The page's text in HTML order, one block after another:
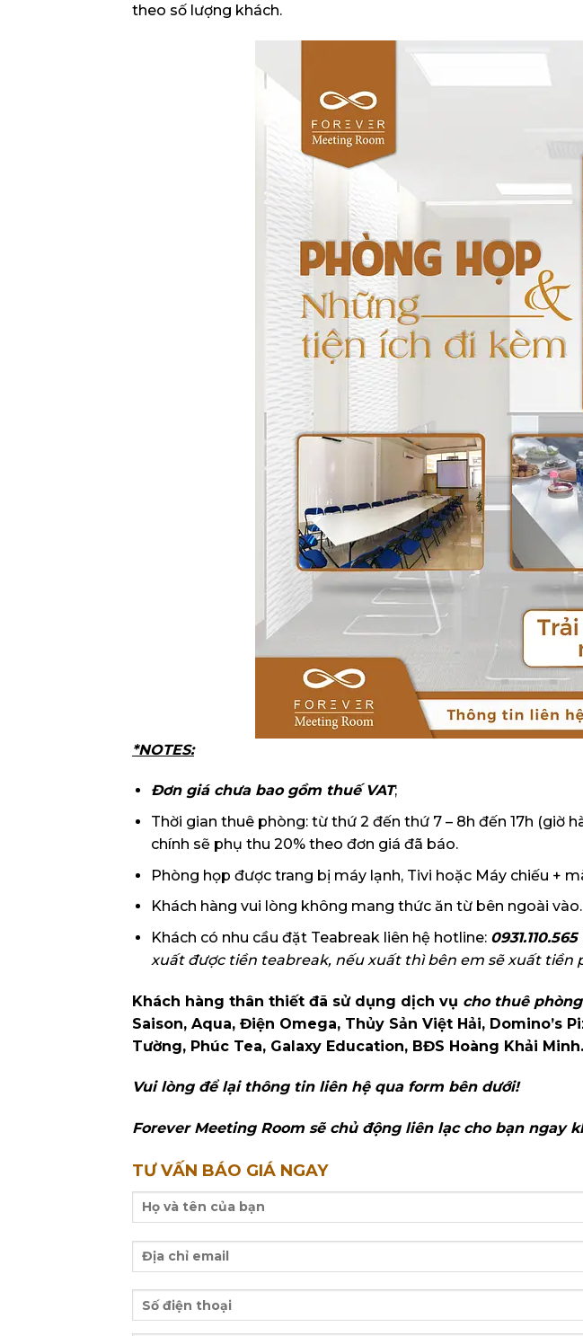
theo số lượng khách.
*NOTES:
Đơn giá chưa bao gồm thuế VAT;
Thời gian thuê phòng: từ thứ 2 đến thứ 7 – 8h đến 17h (giờ
chính sẽ phụ thu 20% theo đơn giá đã báo.
Phòng họp được trang bị máy lạnh, Tivi hoặc Máy chiếu +
Khách hàng vui lòng không mang thức ăn từ bên ngoài vào.
Khách có nhu cầu đặt Teabreak liên hệ hotline: 0931.110.565
xuất được tiền teabreak, nếu xuất thì bên em sẽ xuất tiền
Khách hàng thân thiết đã sử dụng dịch vụ cho thuê
Saison, Aqua, Điện Omega, Thủy Sản Việt Hải, Domino’s
Tường, Phúc Tea, Galaxy Education, BĐS Hoàng Khải
Vui lòng để lại thông tin liên hệ qua form bên dưới!
Forever Meeting Room sẽ chủ động liên lạc cho bạn ngay
TƯ VẤN BÁO GIÁ NGAY